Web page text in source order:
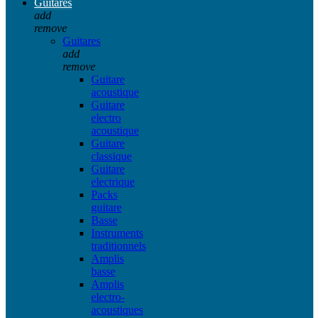
add
remove
Guitares
add
remove
Guitare
acoustique
Guitare
electro
acoustique
Guitare
classique
Guitare
electrique
Packs
guitare
Basse
Instruments
traditionnels
Amplis
basse
Amplis
electro-
acoustiques